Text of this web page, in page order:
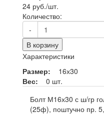
24 руб./шт.
Количество:
-
В корзину
Характеристики
Размер:
16х30
Вес:
0 шт.
Болт М16х30 с ш/гр
(25ф), поштучно пр.